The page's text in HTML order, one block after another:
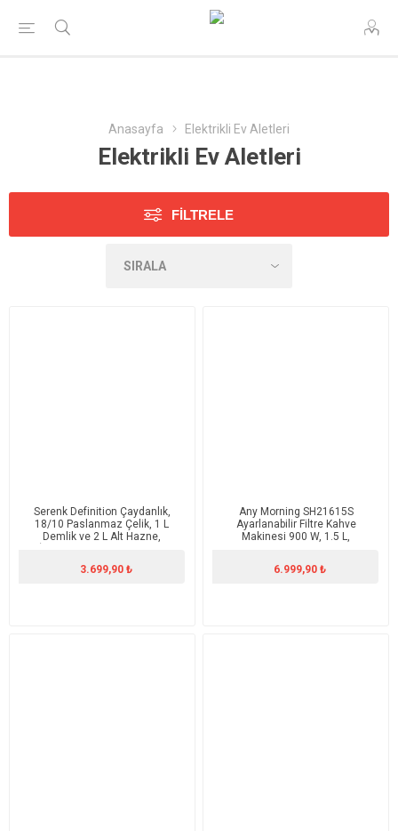
Anasayfa Elektrikli Ev Aletleri
Elektrikli Ev Aletleri
FILTRELE
Serenk Definition Çaydanlık,
18/10 Paslanmaz Çelik, 1 L
Demlik ve 2 L Alt Hazne,
3.699,90 ₺
Any Morning SH21615S
Ayarlanabilir Filtre Kahve
Makinesi 900 W, 1.5 L,
6.999,90 ₺